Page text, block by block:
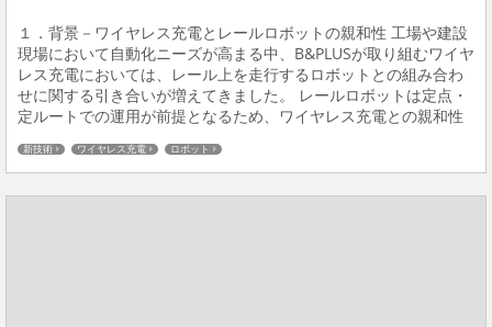
１．背景－ワイヤレス充電とレールロボットの親和性 工場や建設
現場において自動化ニーズが高まる中、B&PLUSが取り組むワイヤ
レス充電においては、レール上を走行するロボットとの組み合わ
せに関する引き合いが増えてきました。 レールロボットは定点・
定ルートでの運用が前提となるため、ワイヤレス充電との親和性
サなどの組み合わせにより構築されるため、用...
新技術 ワイヤレス充電 ロボット